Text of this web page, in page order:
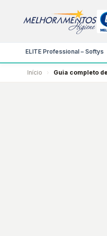
ELITE Professional – Softys
Início › Guia completo